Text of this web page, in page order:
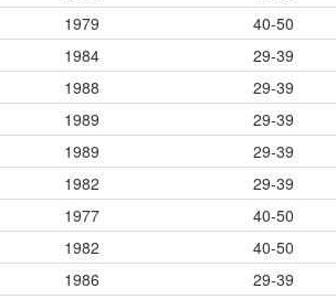
1979 40-50
1984 29-39
1988 29-39
1989 29-39
1989 29-39
1982 29-39
1977 40-50
1982 40-50
1986 29-39